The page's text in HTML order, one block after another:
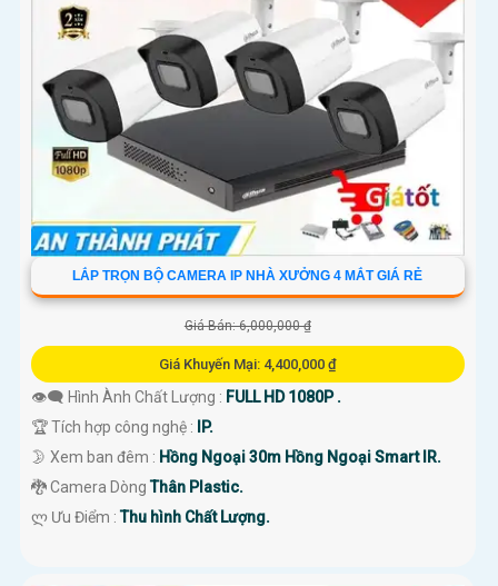
LẮP TRỌN BỘ CAMERA IP NHÀ XƯỞNG 4 MẮT GIÁ RẺ
Giá Bán: 6,000,000 ₫
Giá Khuyến Mại: 4,400,000 ₫
👁️‍🗨 Hình Ành Chất Lượng : FULL HD 1080P .
🏆 Tích hợp công nghệ :
IP.
🌛 Xem ban đêm : Hồng Ngoại 30m Hồng Ngoại Smart IR.
🐉️ Camera DòngThân Plastic.
️ლ Ưu Điểm :Thu hình Chất Lượng.